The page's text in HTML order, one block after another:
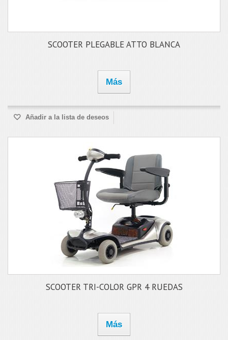
SCOOTER PLEGABLE ATTO BLANCA
Más
Añadir a la lista de deseos
SCOOTER TRI-COLOR GPR 4 RUEDAS
Más